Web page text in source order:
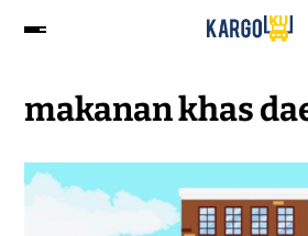
makanan khas